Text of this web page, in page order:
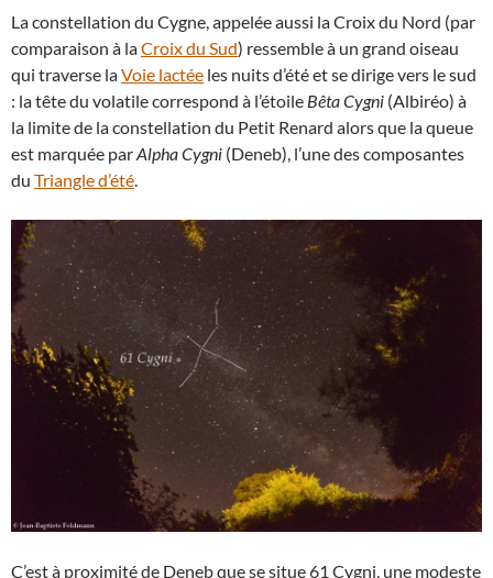
La constellation du Cygne, appelée aussi la Croix du Nord (par
comparaison à laCroix du Sud) ressemble à un grand oiseau
qui traverse laVoie lactée les nuits d’été et se dirige vers le sud
: la tête du volatile correspond à l’étoile Bêta Cygni (Albiréo) à
la limite de la constellation du Petit Renard alors que la queue
est marquée parAlpha Cygni (Deneb), l’une des composantes
du Triangle d’été.
C’est à proximité de Deneb que se situe 61 Cygni, une modeste